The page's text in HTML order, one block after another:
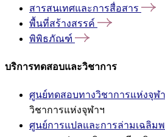
สารสนเทศและการสื่อสาร
พื้นที่สร้างสรรค์
พิพิธภัณฑ์
บริการทดสอบและวิชาการ
ศูนย์ทดสอบทางวิชาการแห่งจุฬ
วิชาการแห่งจุฬาฯ
ศูนย์การแปลและการล่ามเฉลิมพ